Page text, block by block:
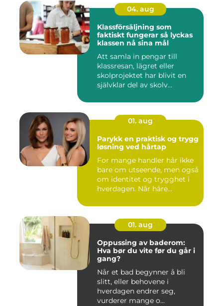
04. aug
Klassförsäljning som
faktiskt fungerar så lyckas
klassen nå sina mål
Att samla in pengar till
klassresan, lägret eller
skolprojektet har blivit en
självklar del av skolv...
01. aug
Parykk en praktisk og trygg
løsning ved hårtap
For mange handler hår ikke
bare om utseende, men også
om identitet og trygghet i
hverdagen. Når håre...
01. aug
Oppussing av baderom:
Hva bør du vite før du går i
gang?
Når et bad begynner å bli
slitt, eller behovene i
hverdagen endrer seg,
vurderer mange o...